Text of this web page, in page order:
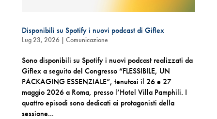
Disponibili su Spotify i nuovi podcast di Giflex
Lug 23, 2026| Comunicazione
Sono disponibili su Spotify i nuovi podcast realizzati da
Giflex a seguito del Congresso “FLESSIBILE, UN
PACKAGING ESSENZIALE”, tenutosi il 26 e 27
maggio 2026 a Roma, presso l’Hotel Villa Pamphili. I
quattro episodi sono dedicati ai protagonisti della
sessione...